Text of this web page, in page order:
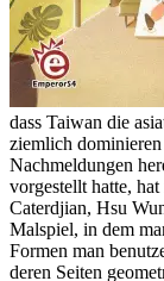
dass Taiwan die
ziemlich
Nachmeldungen
vorgestellt hatte, hat
Caterdjian, Hsu
Malspiel, in dem
Formen man
deren Seiten